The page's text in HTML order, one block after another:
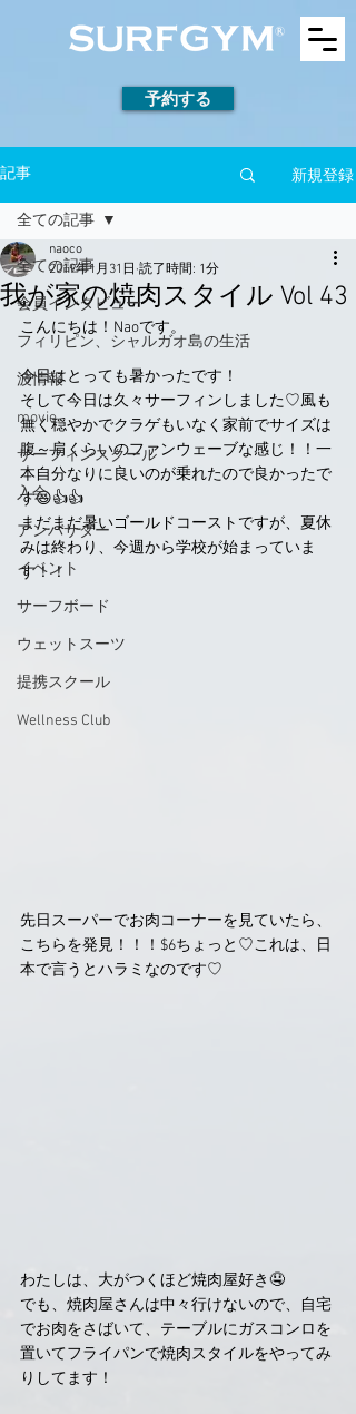
予約する
記事 新規登録
全ての記事
会員インタビュー
フィリピン、シャルガオ島の生活
波情報
movie
サーフィンスクール
入会
アンバサダー
イベント
サーフボード
ウェットスーツ
提携スクール
Wellness Club
全ての記事
我が家の焼肉スタイル Vol 43
naoco
2019年1月31日 読了時間: 1分
こんにちは！Naoです。
今日はとっても暑かったです！
そして今日は久々サーフィンしました♡風も
無く穏やかでクラゲもいなく家前でサイズは
腹～肩くらいのファンウェーブな感じ！！一
本自分なりに良いのが乗れたので良かったで
す😆👍👍
まだまだ暑いゴールドコーストですが、夏休
みは終わり、今週から学校が始まっていま
す！！
先日スーパーでお肉コーナーを見ていたら、
こちらを発見！！！$6ちょっと♡これは、日
本で言うとハラミなのです♡
わたしは、大がつくほど焼肉屋好き🤤
でも、焼肉屋さんは中々行けないので、自宅
でお肉をさばいて、テーブルにガスコンロを
置いてフライパンで焼肉スタイルをやってみ
りしてます！